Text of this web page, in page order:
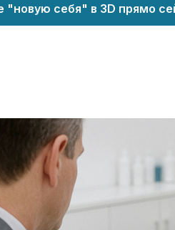
"новую себя" в 3D прямо